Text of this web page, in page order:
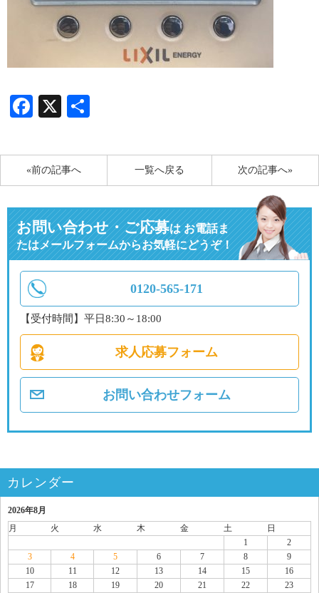
Facebook
X
«前の記事へ 次の記事へ»
一覧へ戻る
お問い合わせ・ご応募はお電話ま
たはメールフォームからお気軽にどうぞ！
0120-565-171
【受付時間】平日8:30～18:00
求人応募フォーム
お問い合わせフォーム
カレンダー
2026年8月
月
火 水 木 金 土
日
1
2
3
4 5 6 7 8
9
10
11 12 13 14 15
16
17
18 19 20 21 22
23